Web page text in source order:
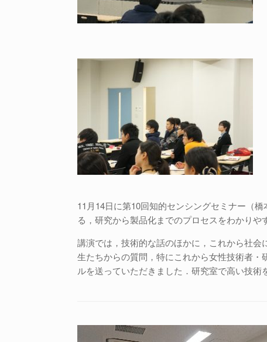
11月14日に第10回知的センシングセミナー（
る，研究から製品化までのプロセスをわかりや
講演では，技術的な話のほかに，これから社
生たちからの質問，特にこれから女性技術者
ルを送っていただきました．研究室で高い技